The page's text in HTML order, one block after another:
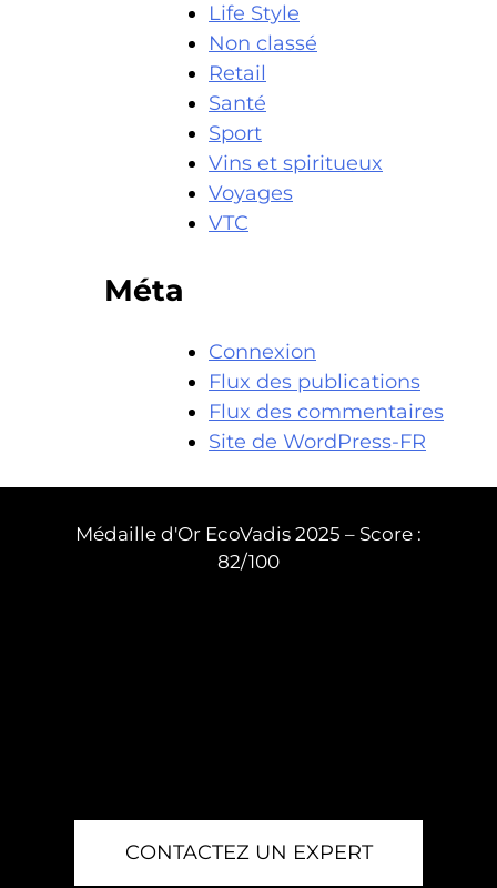
Life Style
Non classé
Retail
Santé
Sport
Vins et spiritueux
Voyages
VTC
Méta
Connexion
Flux des publications
Flux des commentaires
Site de WordPress-FR
Médaille d'Or EcoVadis 2025 – Score :
82/100
CONTACTEZ UN EXPERT